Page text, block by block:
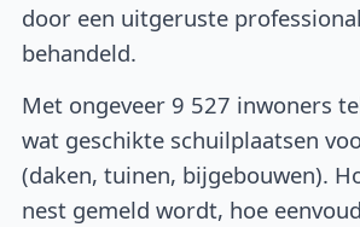
door een uitgeruste
behandeld.
Met ongeveer 9 527 inwoners
wat geschikte schuilplaatsen
(daken, tuinen, bijgebouwen).
nest gemeld wordt, hoe